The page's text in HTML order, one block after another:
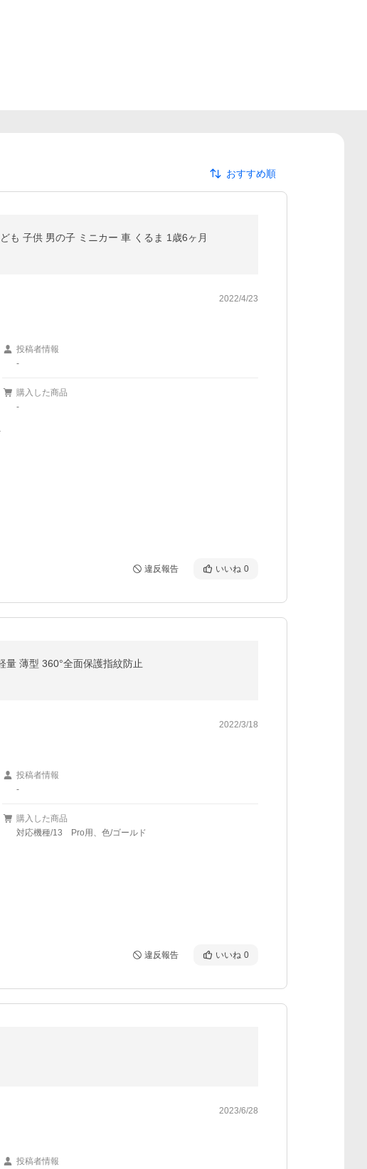
おすすめ順
も 子供 男の子 ミニカー 車 くるま 1歳6ヶ月
2022/4/23
投稿者情報
-
購入した商品
-
違反報告 いいね 0
薄型 360°全面保護指紋防止
2022/3/18
投稿者情報
-
購入した商品
対応機種/13 Pro用、色/ゴールド
違反報告 いいね 0
2023/6/28
投稿者情報